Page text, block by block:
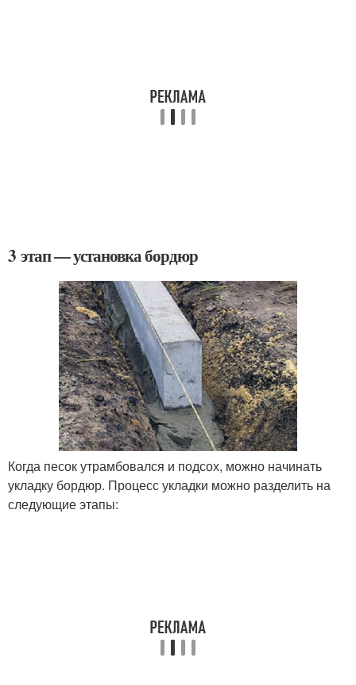
3 этап — установка бордюр
Когда песок утрамбовался и подсох, можно начинать
укладку бордюр. Процесс укладки можно разделить на
следующие этапы: